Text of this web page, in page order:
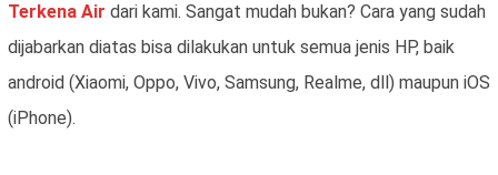
Terkena Air dari kami. Sangat mudah bukan? Cara yang sudah
dijabarkan diatas bisa dilakukan untuk semua jenis HP, baik
android (Xiaomi, Oppo, Vivo, Samsung, Realme, dll) maupun iOS
(iPhone).